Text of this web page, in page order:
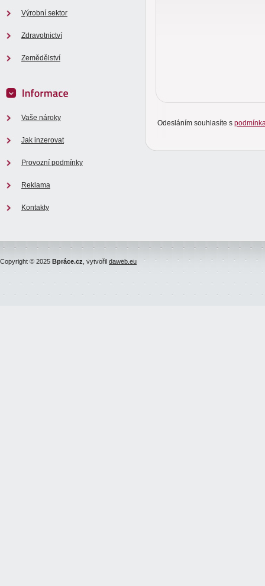
Výrobní sektor
Zdravotnictví
Zemědělství
Vaše nároky
Jak inzerovat
Provozní podmínky
Reklama
Kontakty
Odesláním souhlasíte s
Copyright © 2025 Bpráce.cz , vytvořil daweb.eu